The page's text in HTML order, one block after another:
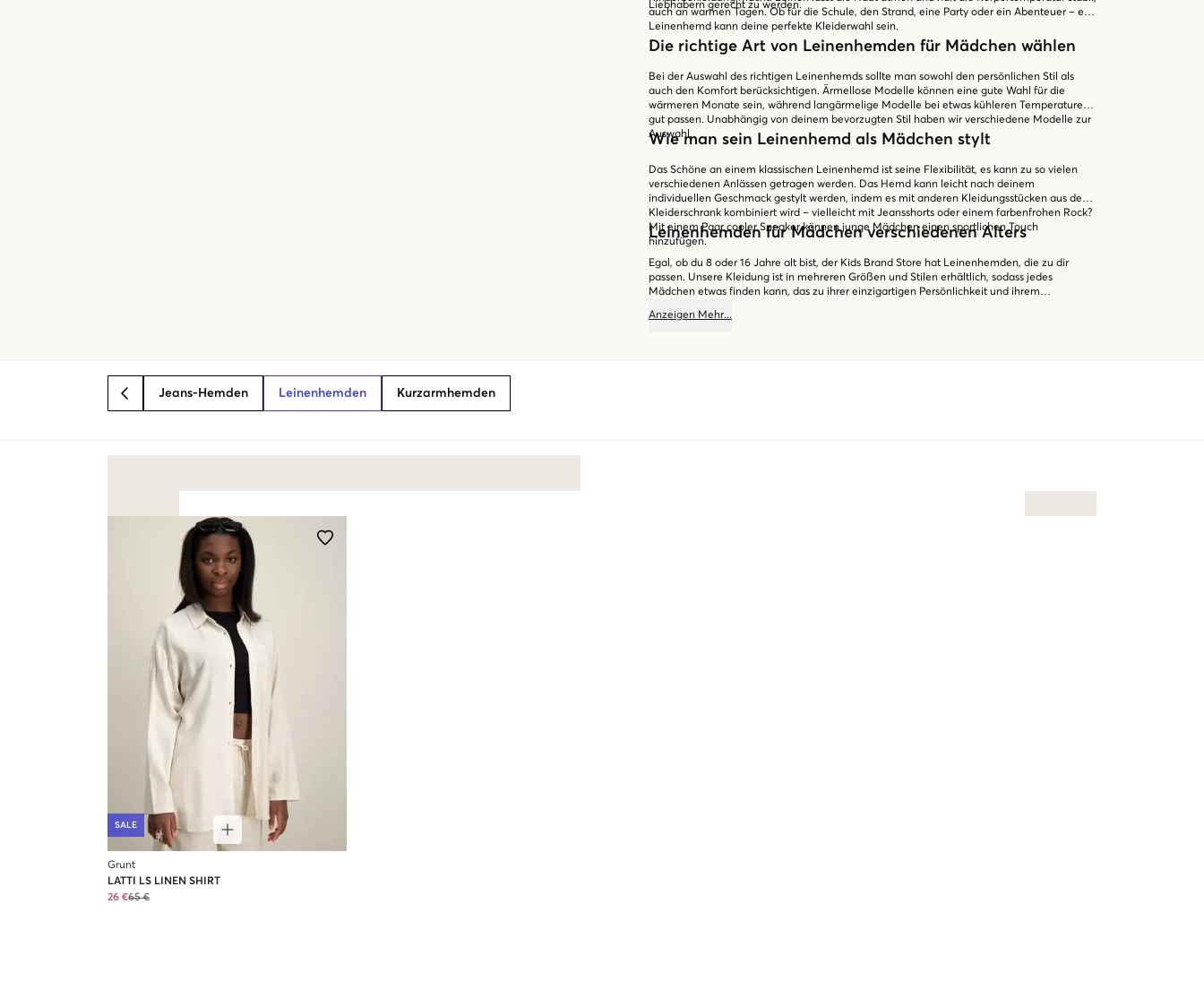
Liebhabern gerecht zu werden.
auch an warmen Tagen. Ob für die Schule, den Strand, eine Party oder ein Abenteuer – ein
Leinenhemd kann deine perfekte Kleiderwahl sein.
Die richtige Art von Leinenhemden für Mädchen wählen
Bei der Auswahl des richtigen Leinenhemds sollte man sowohl den persönlichen Stil als
auch den Komfort berücksichtigen. Ärmellose Modelle können eine gute Wahl für die
wärmeren Monate sein, während langärmelige Modelle bei etwas kühleren Temperaturen
gut passen. Unabhängig von deinem bevorzugten Stil haben wir verschiedene Modelle zur
Auswahl.
Wie man sein Leinenhemd als Mädchen stylt
Das Schöne an einem klassischen Leinenhemd ist seine Flexibilität, es kann zu so vielen
verschiedenen Anlässen getragen werden. Das Hemd kann leicht nach deinem
individuellen Geschmack gestylt werden, indem es mit anderen Kleidungsstücken aus dem
Kleiderschrank kombiniert wird – vielleicht mit Jeansshorts oder einem farbenfrohen Rock?
Mit einem Paar cooler Sneaker können junge Mädchen einen sportlichen Touch
hinzufügen.
Leinenhemden für Mädchen verschiedenen Alters
Egal, ob du 8 oder 16 Jahre alt bist, der Kids Brand Store hat Leinenhemden, die zu dir
passen. Unsere Kleidung ist in mehreren Größen und Stilen erhältlich, sodass jedes
Mädchen etwas finden kann, das zu ihrer einzigartigen Persönlichkeit und ihrem
selbstbewusst zu fühlen. Also, egal ob du Eleganz oder Bequemlichkeit liebst (oder beides!),
Anzeigen Mehr...
BACK Jeans-Hemden Leinenhemden Kurzarmhemden
SALE
Grunt
LATTI LS LINEN SHIRT
26 €65 €